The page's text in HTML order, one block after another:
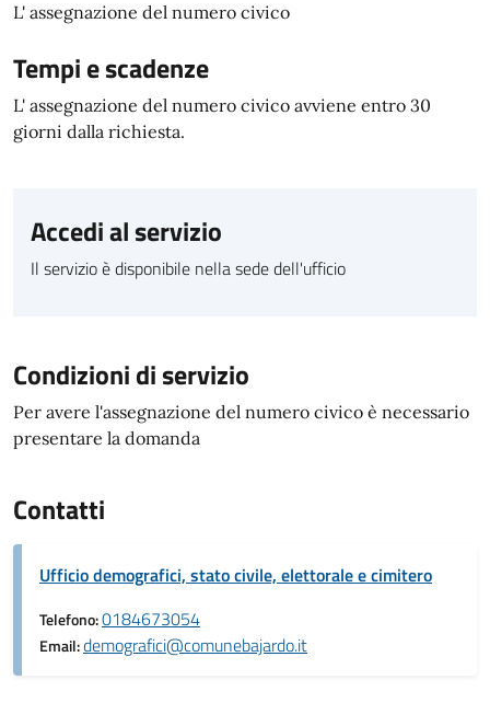
L' assegnazione del numero civico
Tempi e scadenze
L' assegnazione del numero civico avviene entro 30
giorni dalla richiesta.
Accedi al servizio
Il servizio è disponibile nella sede dell'ufficio
Condizioni di servizio
Per avere l'assegnazione del numero civico è necessario
presentare la domanda
Contatti
Ufficio demografici, stato civile, elettorale e cimitero
Telefono:0184673054
Email:demografici@comunebajardo.it